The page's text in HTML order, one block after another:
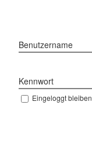
Benutzername
Kennwort
Eingeloggt bleiben